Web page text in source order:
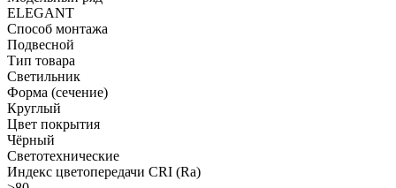
ELEGANT
Способ монтажа
Подвесной
Тип товара
Светильник
Форма (сечение)
Круглый
Цвет покрытия
Чёрный
Светотехнические
Индекс цветопередачи CRI (Ra)